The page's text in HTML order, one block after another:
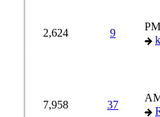
2,624
37
7,958